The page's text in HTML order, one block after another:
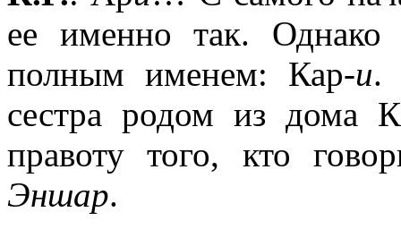
ее именно так. Однако
полным именем: Кар-и.
сестра родом из дома
правоту того, кто
Эншар.